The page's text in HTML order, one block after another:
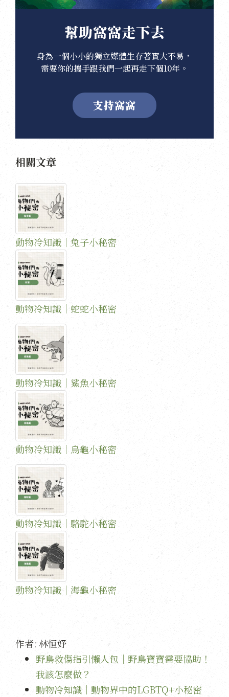
幫助窩窩走下去
身為一個小小的獨立媒體生存著實大不易，
需要你的攜手跟我們一起再走下個10年。
支持窩窩
相關文章
動物冷知識｜兔子小秘密
動物冷知識｜蛇蛇小秘密
動物冷知識｜鯊魚小秘密
動物冷知識｜烏龜小秘密
動物冷知識｜駱駝小秘密
動物冷知識｜海龜小秘密
作者: 林恒妤
野鳥救傷指引懶人包｜野鳥寶寶需要協助！
我該怎麼做？
動物冷知識｜動物界中的LGBTQ+小秘密